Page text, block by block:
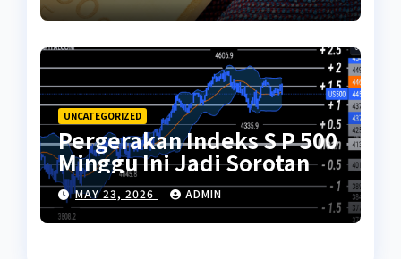
UNCATEGORIZED
Pergerakan Indeks S P 500
Minggu Ini Jadi Sorotan
MAY 23, 2026 ADMIN